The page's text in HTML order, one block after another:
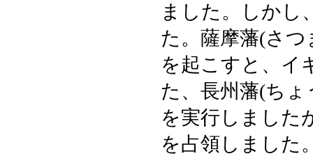
ました。しかし
た。薩摩藩(さ
を起こすと、イ
た、長州藩(ち
を実行しました
を占領しました